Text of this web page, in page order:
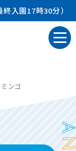
入園17時30分）
ンゴ